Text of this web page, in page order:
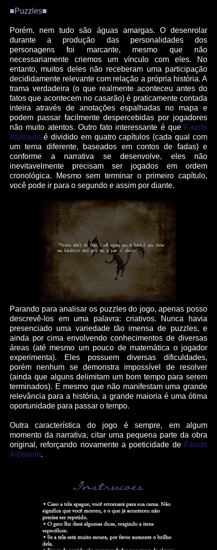
■Puzzles■
Porém, nem tudo são águas amargas. O desenrolar
durante a produção das personalidades dos
personagens foi marcante, mesmo que não
necessariamente criemos um vínculo com eles. No
entanto, muitos deles não receberam uma participação
decididamente relevante com relação a própria história. A
trama verdadeira (o que realmente aconteceu antes do
fatos que acontecem no casarão) é praticamente contada
inteira através de anotações espalhadas no mapa e
podem passar facilmente despercebidas por jogadores
não muito atentos. Outro fato interessante é que Fausts
Alptraum é dividido em quatro capítulos (cada qual com
um tema diferente, baseados em contos de fadas) e
conforme a narrativa se desenvolve, eles não
inevitavelmente precisam ser jogados em ordem
cronológica. Mesmo sem terminar o primeiro capítulo,
você pode ir para o segundo e assim por diante.
Parando para analisar os puzzles do jogo, apenas posso
descrevê-los em uma palavra: criativos. Nunca havia
presenciado uma variedade tão imensa de puzzles, e
ainda por cima envolvendo conhecimentos de diversas
áreas (até mesmo um pouco de matemática o jogador
experimenta). Eles possuem diversas dificuldades,
porém nenhum se demonstra impossível de resolver
(ainda que alguns delimitam um bom tempo para serem
terminados). E mesmo que não manifestam uma grande
relevância para a história, a grande maioria é uma ótima
oportunidade para passar o tempo.
Outra característica do jogo é sempre, em algum
momento da narrativa, citar uma pequena parte da obra
original, reforçando novamente a poeticidade de Fausts
Alptraum.